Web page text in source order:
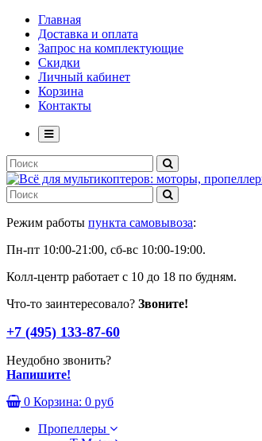
Главная
Доставка и оплата
Запрос на комплектующие
Скидки
Личный кабинет
Корзина
Контакты
Режим работы пункта самовывоза:
Пн-пт 10:00-21:00, сб-вс 10:00-19:00.
Колл-центр работает с 10 до 18 по будням.
Что-то заинтересовало? Звоните!
+7 (495) 133-87-60
Неудобно звонить?
Напишите!
0 Корзина: 0 руб
Пропеллеры